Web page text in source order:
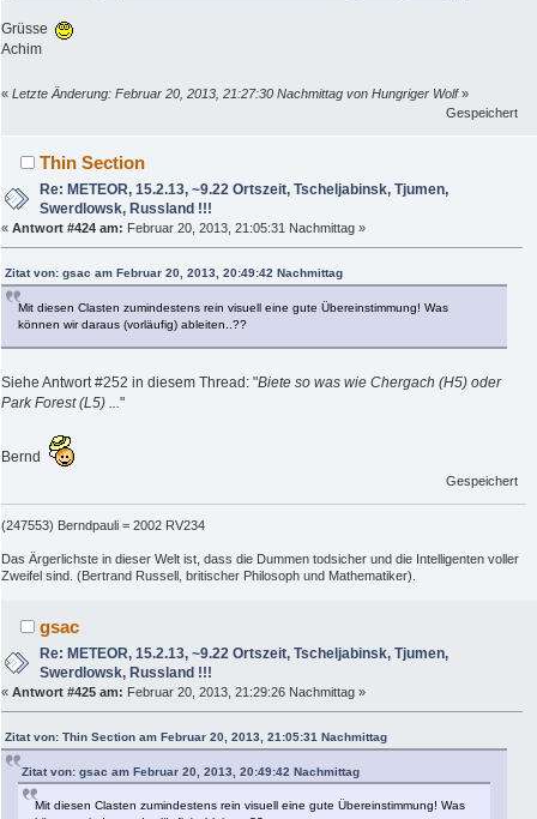
Grüsse
Achim
« Letzte Änderung: Februar 20, 2013, 21:27:30 Nachmittag von Hungriger Wolf»
Gespeichert
Thin Section
Re: METEOR, 15.2.13, ~9.22 Ortszeit, Tscheljabinsk, Tjumen,
Swerdlowsk, Russland !!!
« Antwort #424 am: Februar 20, 2013, 21:05:31 Nachmittag »
Zitat von: gsac am Februar 20, 2013, 20:49:42 Nachmittag
Mit diesen Clasten zumindestens rein visuell eine gute Übereinstimmung! Was
können wir daraus (vorläufig) ableiten..??
Siehe Antwort #252 in diesem Thread: "Biete so was wie Chergach (H5) oder
Park Forest (L5) ..."
Bernd
Gespeichert
(247553) Berndpauli = 2002 RV234
Das Ärgerlichste in dieser Welt ist, dass die Dummen todsicher und die Intelligenten voller
Zweifel sind. (Bertrand Russell, britischer Philosoph und Mathematiker).
gsac
Re: METEOR, 15.2.13, ~9.22 Ortszeit, Tscheljabinsk, Tjumen,
Swerdlowsk, Russland !!!
« Antwort #425 am: Februar 20, 2013, 21:29:26 Nachmittag »
Zitat von: Thin Section am Februar 20, 2013, 21:05:31 Nachmittag
Zitat von: gsac am Februar 20, 2013, 20:49:42 Nachmittag
Mit diesen Clasten zumindestens rein visuell eine gute Übereinstimmung! Was